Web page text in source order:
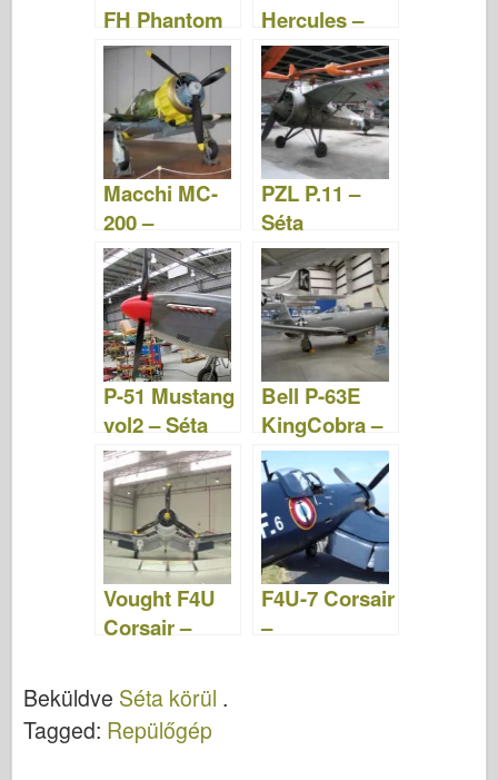
FH Phantom
– Fotók &
Hercules –
Fotók & videó
Macchi MC-
200 –
WalkAround
PZL P.11 –
Séta
P-51 Mustang
vol2 – Séta
Bell P-63E
KingCobra –
WalkAround
Vought F4U
Corsair –
F4U-7 Corsair
–
Beküldve Séta körül .
Tagged: Repülőgép